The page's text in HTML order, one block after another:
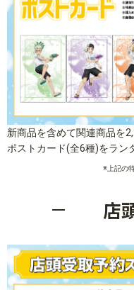
新商品を含めて関連商品を
ポストカード(全6種)をラン
※上記の
店